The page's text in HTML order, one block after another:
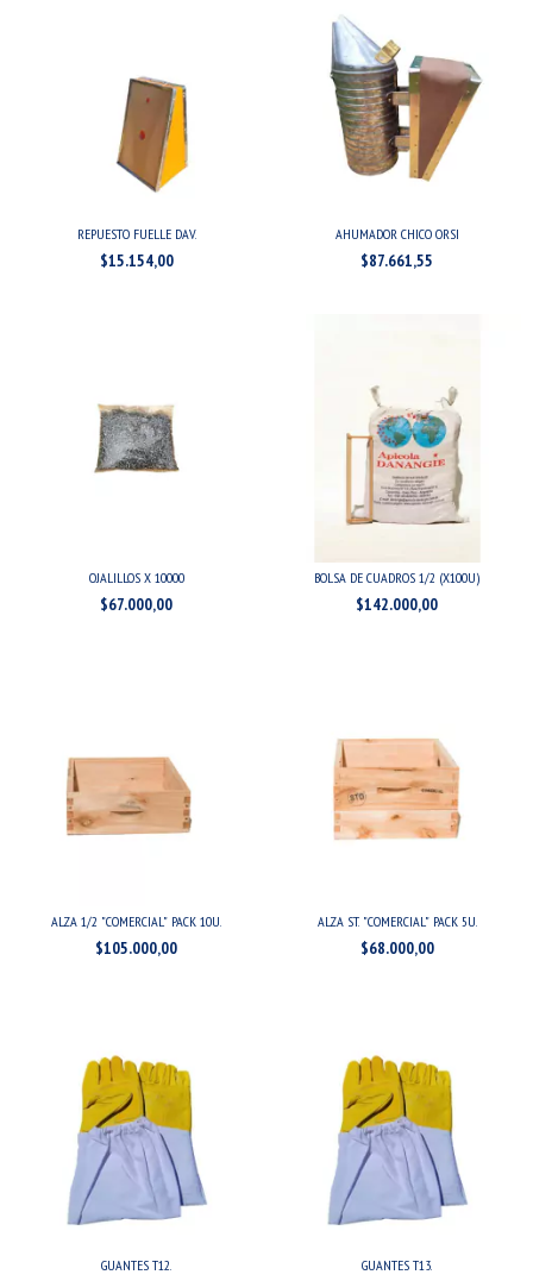
REPUESTO FUELLE DAV.
$15.154,00
AHUMADOR CHICO ORSI
$87.661,55
OJALILLOS X 10000
$67.000,00
BOLSA DE CUADROS 1/2 (X100U)
$142.000,00
ALZA 1/2 "COMERCIAL" PACK 10U.
$105.000,00
ALZA ST. "COMERCIAL" PACK 5U.
$68.000,00
GUANTES T12. GUANTES T13.